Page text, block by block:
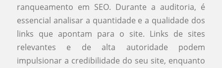
ranqueamento em SEO. Durante a auditoria, é
essencial analisar a quantidade e a qualidade dos
links que apontam para o site. Links de sites
relevantes e de alta autoridade podem
impulsionar a credibilidade do seu site, enquanto